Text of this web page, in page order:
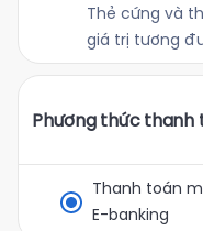
Thẻ cứng và
giá trị tương
Phương thức thanh
Thanh toán
E-banking